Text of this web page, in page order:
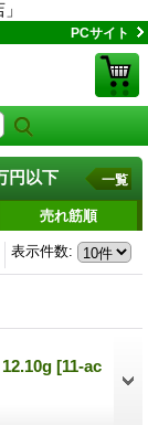
PCサイト
円以下 一覧
売れ筋順
表示件数:
[11-ac